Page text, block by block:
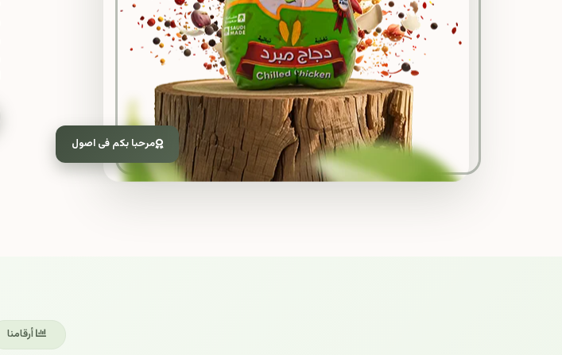
مرحبا بكم فى اصول
أرقامنا